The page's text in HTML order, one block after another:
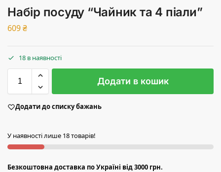
Набір посуду “Чайник та 4 піали”
609₴
18 в наявності
Додати в кошик
Додати до списку бажань
У наявності лише 18 товарів!
Безкоштовна доставка по Україні від 3000 грн.